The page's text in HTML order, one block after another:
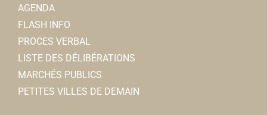
AGENDA
FLASH INFO
PROCES VERBAL
LISTE DES DÉLIBÉRATIONS
MARCHÉS PUBLICS
PETITES VILLES DE DEMAIN